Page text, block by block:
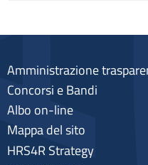
Amministrazione
Concorsi e Bandi
Albo on-line
Mappa del sito
HRS4R Strategy